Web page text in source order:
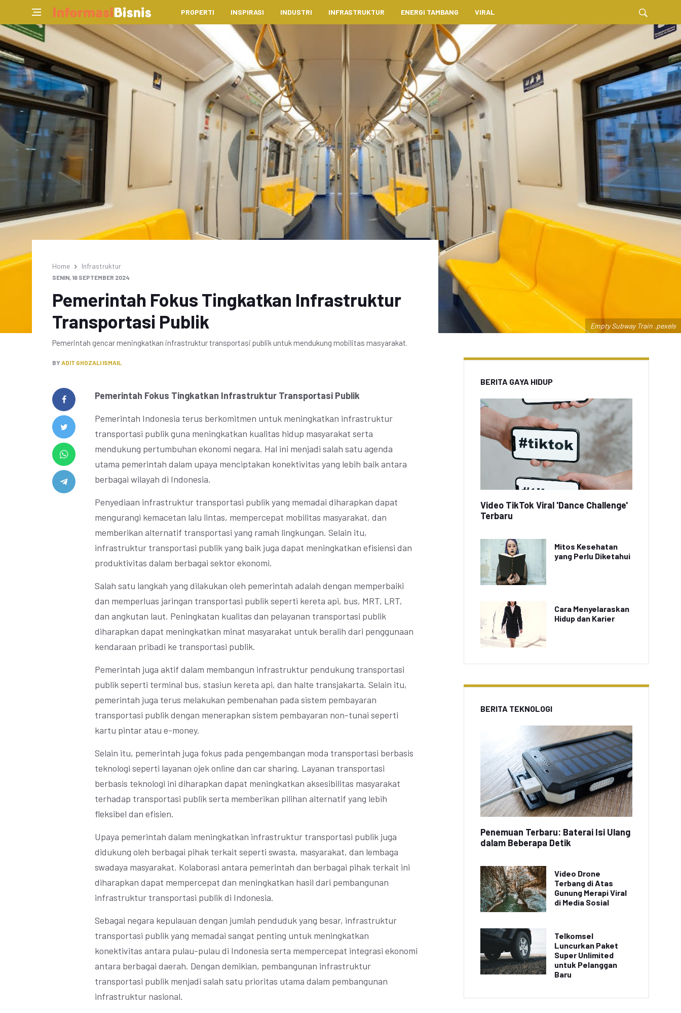
PROPERTI INSPIRASI INDUSTRI INFRASTRUKTUR ENERGI TAMBANG VIRAL
Empty Subway Train .pexels
Home Infrastruktur
SENIN, 16 SEPTEMBER 2024
Pemerintah Fokus Tingkatkan Infrastruktur
Transportasi Publik
Pemerintah gencar meningkatkan infrastruktur transportasi publik untuk mendukung mobilitas masyarakat.
BY ADIT GHOZALI ISMAIL
Pemerintah Fokus Tingkatkan Infrastruktur Transportasi Publik
Pemerintah Indonesia terus berkomitmen untuk meningkatkan infrastruktur
transportasi publik guna meningkatkan kualitas hidup masyarakat serta
mendukung pertumbuhan ekonomi negara. Hal ini menjadi salah satu agenda
utama pemerintah dalam upaya menciptakan konektivitas yang lebih baik antara
berbagai wilayah di Indonesia.
Penyediaan infrastruktur transportasi publik yang memadai diharapkan dapat
mengurangi kemacetan lalu lintas, mempercepat mobilitas masyarakat, dan
memberikan alternatif transportasi yang ramah lingkungan. Selain itu,
infrastruktur transportasi publik yang baik juga dapat meningkatkan efisiensi dan
produktivitas dalam berbagai sektor ekonomi.
Salah satu langkah yang dilakukan oleh pemerintah adalah dengan memperbaiki
dan memperluas jaringan transportasi publik seperti kereta api, bus, MRT, LRT,
dan angkutan laut. Peningkatan kualitas dan pelayanan transportasi publik
diharapkan dapat meningkatkan minat masyarakat untuk beralih dari penggunaan
kendaraan pribadi ke transportasi publik.
Pemerintah juga aktif dalam membangun infrastruktur pendukung transportasi
publik seperti terminal bus, stasiun kereta api, dan halte transjakarta. Selain itu,
pemerintah juga terus melakukan pembenahan pada sistem pembayaran
transportasi publik dengan menerapkan sistem pembayaran non-tunai seperti
kartu pintar atau e-money.
Selain itu, pemerintah juga fokus pada pengembangan moda transportasi berbasis
teknologi seperti layanan ojek online dan car sharing. Layanan transportasi
berbasis teknologi ini diharapkan dapat meningkatkan aksesibilitas masyarakat
terhadap transportasi publik serta memberikan pilihan alternatif yang lebih
fleksibel dan efisien.
Upaya pemerintah dalam meningkatkan infrastruktur transportasi publik juga
didukung oleh berbagai pihak terkait seperti swasta, masyarakat, dan lembaga
swadaya masyarakat. Kolaborasi antara pemerintah dan berbagai pihak terkait ini
diharapkan dapat mempercepat dan meningkatkan hasil dari pembangunan
infrastruktur transportasi publik di Indonesia.
Sebagai negara kepulauan dengan jumlah penduduk yang besar, infrastruktur
transportasi publik yang memadai sangat penting untuk meningkatkan
konektivitas antara pulau-pulau di Indonesia serta mempercepat integrasi ekonomi
antara berbagai daerah. Dengan demikian, pembangunan infrastruktur
transportasi publik menjadi salah satu prioritas utama dalam pembangunan
infrastruktur nasional.
BERITA GAYA HIDUP
Video TikTok Viral 'Dance Challenge'
Terbaru
Mitos Kesehatan
yang Perlu Diketahui
Cara Menyelaraskan
Hidup dan Karier
BERITA TEKNOLOGI
Penemuan Terbaru: Baterai Isi Ulang
dalam Beberapa Detik
Video Drone
Terbang di Atas
Gunung Merapi Viral
di Media Sosial
Telkomsel
Luncurkan Paket
Super Unlimited
untuk Pelanggan
Baru